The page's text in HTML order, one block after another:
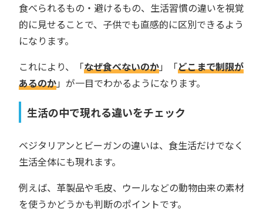
食べられるもの・避けるもの、生活習慣の違いを視覚
的に見せることで、子供でも直感的に区別できるよう
になります。
これにより、「なぜ食べないのか」「どこまで制限が
あるのか」が一目でわかるようになります。
生活の中で現れる違いをチェック
ベジタリアンとビーガンの違いは、食生活だけでなく
生活全体にも現れます。
例えば、革製品や毛皮、ウールなどの動物由来の素材
を使うかどうかも判断のポイントです。